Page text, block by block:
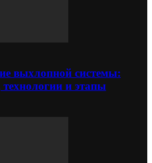
выхлопной системы:
и этапы